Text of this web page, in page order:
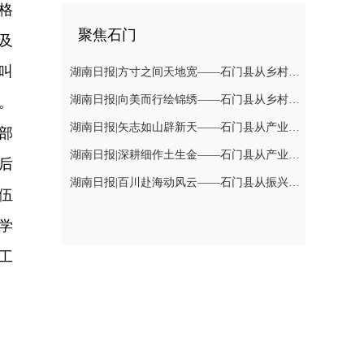
聚焦石门
湖南日报|方寸之间天地宽——石门县从乡村治理上探索有效衔接新路径
湖南日报|向美而行绘锦绣——石门县从乡村建设上探索有效衔接新路径
湖南日报|矢志如山辟新天——石门县从产业发展上探索有效衔接新路径（下）
湖南日报|深耕细作土生金——石门县从产业发展上探索有效衔接新路径(上)
湖南日报|百川赴海动风云——石门县从振兴力量上探索有效衔接新路径